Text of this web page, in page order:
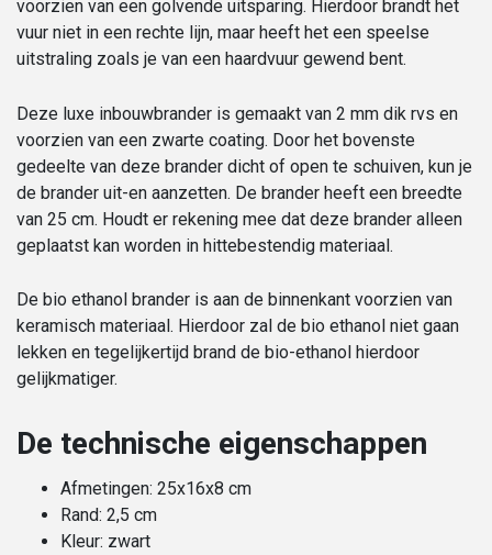
voorzien van een golvende uitsparing. Hierdoor brandt het
vuur niet in een rechte lijn, maar heeft het een speelse
uitstraling zoals je van een haardvuur gewend bent.
Deze luxe inbouwbrander is gemaakt van 2 mm dik rvs en
voorzien van een zwarte coating. Door het bovenste
gedeelte van deze brander dicht of open te schuiven, kun je
de brander uit-en aanzetten. De brander heeft een breedte
van 25 cm. Houdt er rekening mee dat deze brander alleen
geplaatst kan worden in hittebestendig materiaal.
De bio ethanol brander is aan de binnenkant voorzien van
keramisch materiaal. Hierdoor zal de bio ethanol niet gaan
lekken en tegelijkertijd brand de bio-ethanol hierdoor
gelijkmatiger.
De technische eigenschappen
Afmetingen: 25x16x8 cm
Rand: 2,5 cm
Kleur: zwart